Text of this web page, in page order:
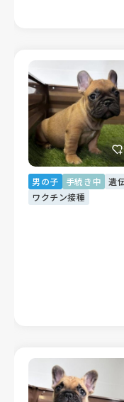
男の子 手続き中 遺
ワクチン接種